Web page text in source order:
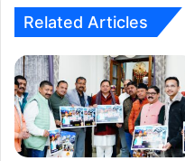
Related Articles